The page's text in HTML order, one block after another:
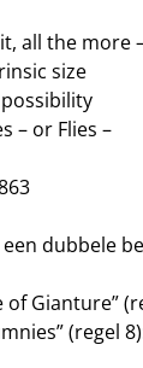
all the more
size
– or Flies –
een dubbele
of Gianture”
(regel